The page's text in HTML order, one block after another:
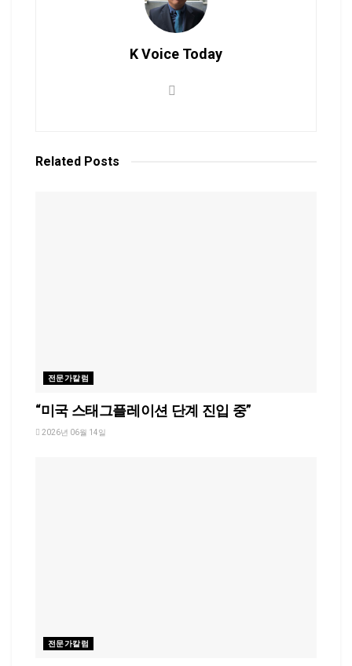
K Voice Today
Related Posts
전문가칼럼
“미국 스태그플레이션 단계 진입 중”
2026년 06월 14일
전문가칼럼